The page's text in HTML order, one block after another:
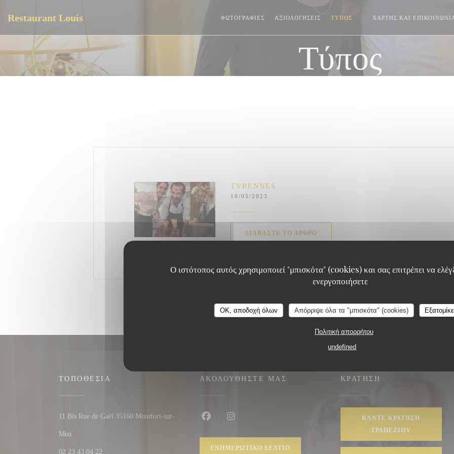
Ο ιστότοπος αυτός χρησιμοποιεί "μπισκότα" (cookies) και σας επιτρέπει να
ενεργοποιήσετε
OK, αποδοχή όλων Απόρριψε όλα τα "μπισκότα" (cookies)
Πολιτική απορρήτου
undefined
Restaurant Louis ΦΩΤΟΓΡΑΦΊΕΣ ΑΞΙΟΛΟΓΉΣΕΙΣ
ΤΎΠΟΣ
ΧΆΡΤΗΣ ΚΑΙ
Τύπος
TVRENNES
10/05/2023
ΔΙΑΒΆΣΤΕ ΤΟ ΆΡΘΡΟ
ΤΟΠΟΘΕΣΊΑ
11 Bis Rue de Gaël 35160 Montfort-sur-
Meu((ανοίγει σε νέο παράθυρο))
02 23 43 04 22
ΑΚΟΛΟΥΘΉΣΤΕ ΜΑΣ
ΕΝΗΜΕΡΩΤΙΚΌ ΔΕΛΤΊΟ
ΚΡΆΤΗΣΗ
ΚΆΝΤΕ ΚΡΆΤΗΣΗ
ΤΡΑΠΕΖΙΟΎ
Restaurant Louis